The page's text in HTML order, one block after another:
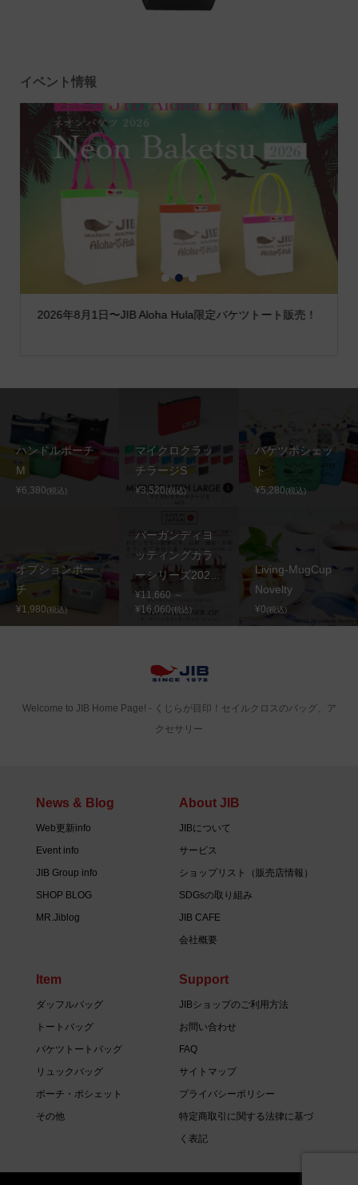
イベント情報
2026年8月1日〜JIB Aloha Hula限定バケツトート販売！
1 2 3
ハンドルポーチ
M
¥6,380(税込)
マイクロクラッ
チラージS
¥3,520(税込)
バケツポシェッ
ト
¥5,280(税込)
オプションポー
チ
¥1,980(税込)
バーガンディヨ
ッティングカラ
ーシリーズ202...
¥11,660 ～
¥16,060(税込)
Living-MugCup
Novelty
¥0(税込)
Welcome to JIB Home Page! ‐ くじらが目印！セイルクロスのバッグ、ア
クセサリー
News & Blog
Web更新info
Event info
JIB Group info
SHOP BLOG
MR.Jiblog
About JIB
JIBについて
サービス
ショップリスト（販売店情報）
SDGsの取り組み
JIB CAFE
会社概要
Item
ダッフルバッグ
トートバッグ
バケツトートバッグ
リュックバッグ
ポーチ・ポシェット
その他
Support
JIBショップのご利用方法
お問い合わせ
FAQ
サイトマップ
プライバシーポリシー
特定商取引に関する法律に基づ
く表記